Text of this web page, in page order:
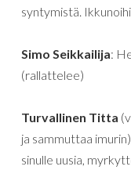
syntymistä.
Simo Seikkailija:
(rallattelee)
Turvallinen Titta
ja sammuttaa
sinulle uusia,